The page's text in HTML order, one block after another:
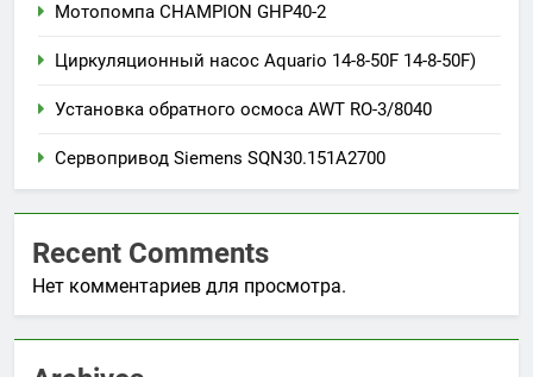
Мотопомпа CHAMPION GHP40-2
Циркуляционный насос Aquario 14-8-50F 14-8-50F)
Установка обратного осмоса AWT RO-3/8040
Сервопривод Siemens SQN30.151A2700
Recent Comments
Нет комментариев для просмотра.